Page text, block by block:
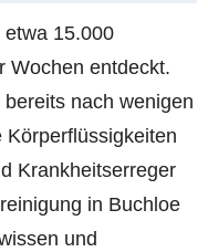
15.000
Wochen entdeckt.
nach wenigen
Krankheitserreger
in Buchloe
und